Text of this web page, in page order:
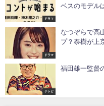
ドラマ
ベスのモデル
ドラマ
なつぞらで高
プ？泰樹が上
テレビ
福田雄一監督